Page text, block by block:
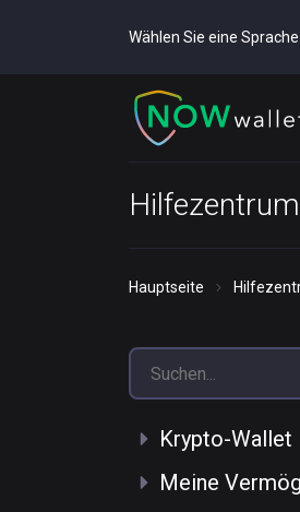
Wählen Sie eine
Hilfezentrum
Hauptseite
Krypto-Wallet
Meine